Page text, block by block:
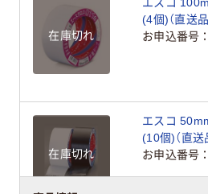
在庫切れ
(4個)（直送品
お申込番号
在庫切れ
エスコ
(10個)（直送
お申込番号